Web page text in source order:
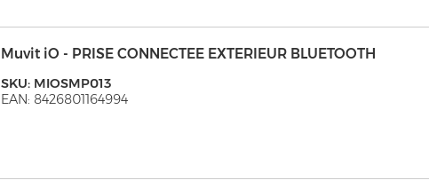
Muvit iO - PRISE CONNECTEE EXTERIEUR BLUETOOTH
SKU: MIOSMP013
EAN: 8426801164994